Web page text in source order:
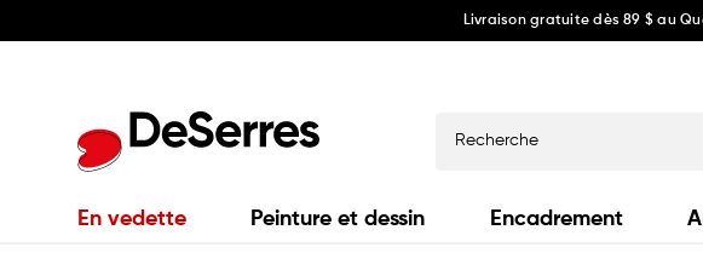
Livraison gratuite dès 89 $ au
En vedette Peinture et dessin Encadrement